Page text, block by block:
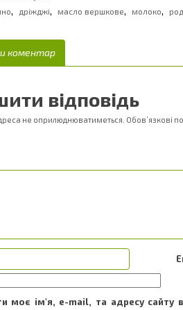
, дріжджі, масло вершкове, молоко,
коментар
відповідь
не оприлюднюватиметься. Обов’язкові
моє ім'я, e-mail, та адресу сайту